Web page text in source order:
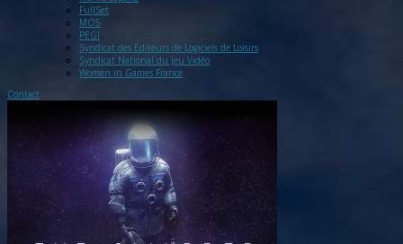
FullSet
MO5
PEGI
Syndicat des Editeurs de Logiciels de Loisirs
Syndicat National du Jeu Vidéo
Women in Games France
Contact